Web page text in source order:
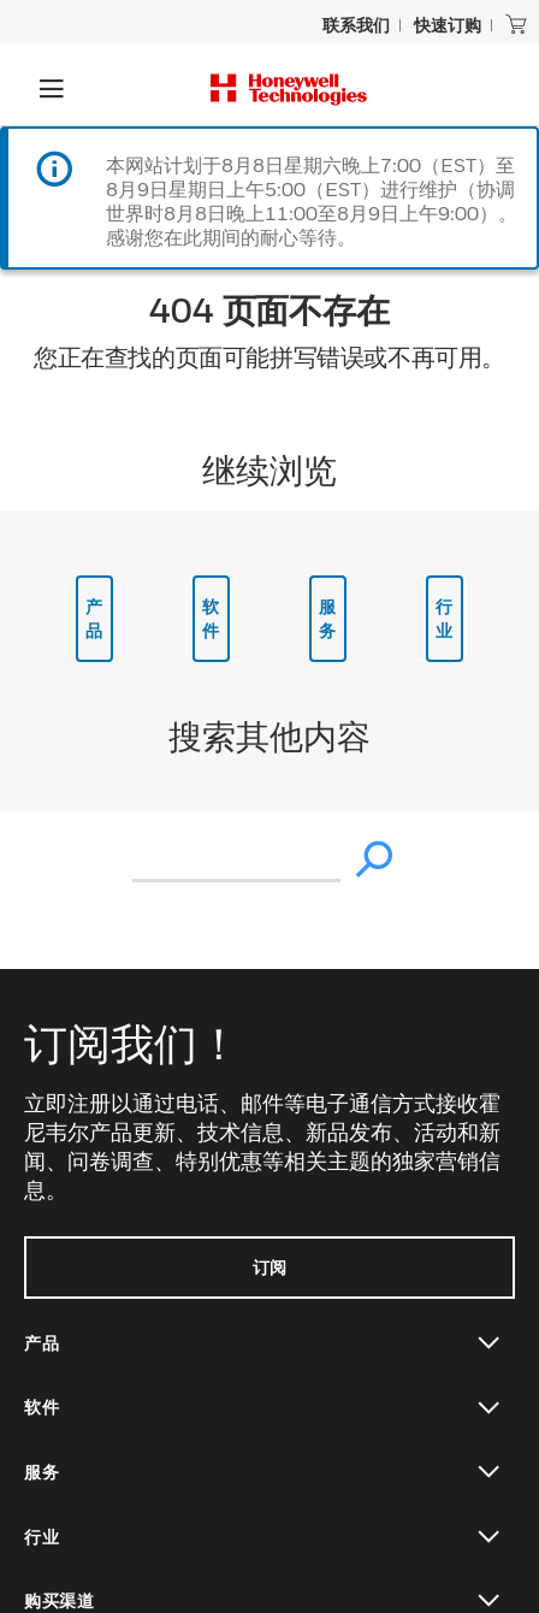
联系我们 快速订购
本网站计划于8月8日星期六晚上7:00（EST）至
8月9日星期日上午5:00（EST）进行维护（协调
世界时8月8日晚上11:00至8月9日上午9:00）。
感谢您在此期间的耐心等待。
404 页面不存在
您正在查找的页面可能拼写错误或不再可用。
继续浏览
产
品
软
件
服
务
行
业
搜索其他内容
订阅我们！
立即注册以通过电话、邮件等电子通信方式接收霍
尼韦尔产品更新、技术信息、新品发布、活动和新
闻、问卷调查、特别优惠等相关主题的独家营销信
息。
订阅
产品
软件
服务
行业
购买渠道